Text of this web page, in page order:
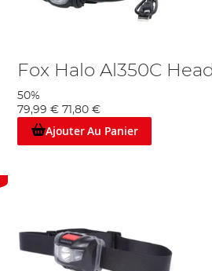
Fox Halo Al350C
50%
79,99 € 71,80 €
Ajouter Au Panier